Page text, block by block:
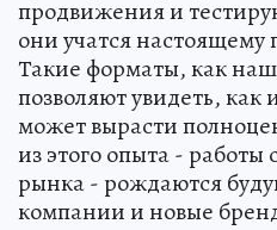
продвижения и
они учатся настоящему
Такие форматы, как
позволяют увидеть, как
может вырасти
из этого опыта -
рынка - рождаются
компании и новые